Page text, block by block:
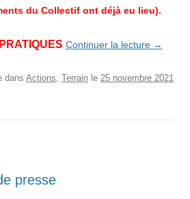
du Collectif ont déjà eu lieu).
Continuer la lecture →
dans Actions, Terrain le 25 novembre 2021
presse